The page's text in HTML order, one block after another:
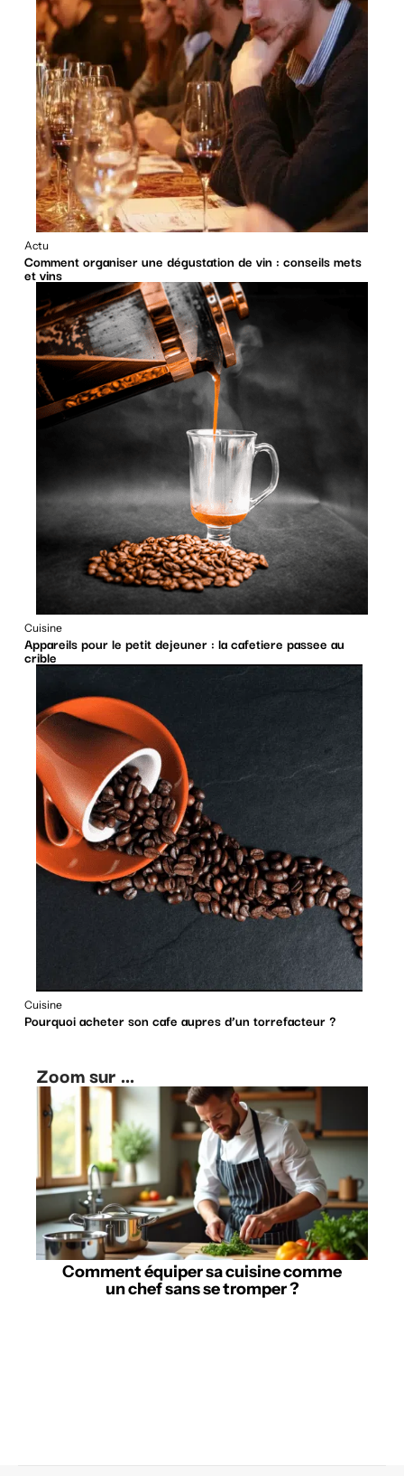
Actu
Comment organiser une dégustation de vin : conseils mets
et vins
Cuisine
Appareils pour le petit dejeuner : la cafetiere passee au
crible
Cuisine
Pourquoi acheter son cafe aupres d’un torrefacteur ?
Zoom sur ...
Comment équiper sa cuisine comme
un chef sans se tromper ?